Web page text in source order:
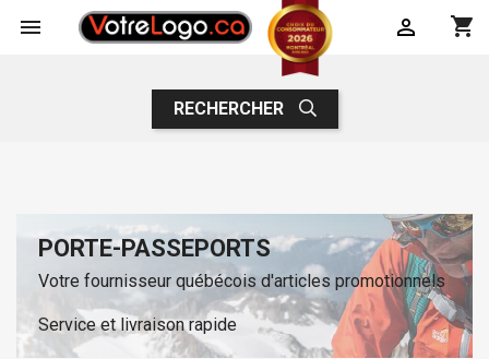
 shopping_cart

RECHERCHER
PORTE-PASSEPORTS
Votre fournisseur québécois d'articles promotionnels
Service et livraison rapide